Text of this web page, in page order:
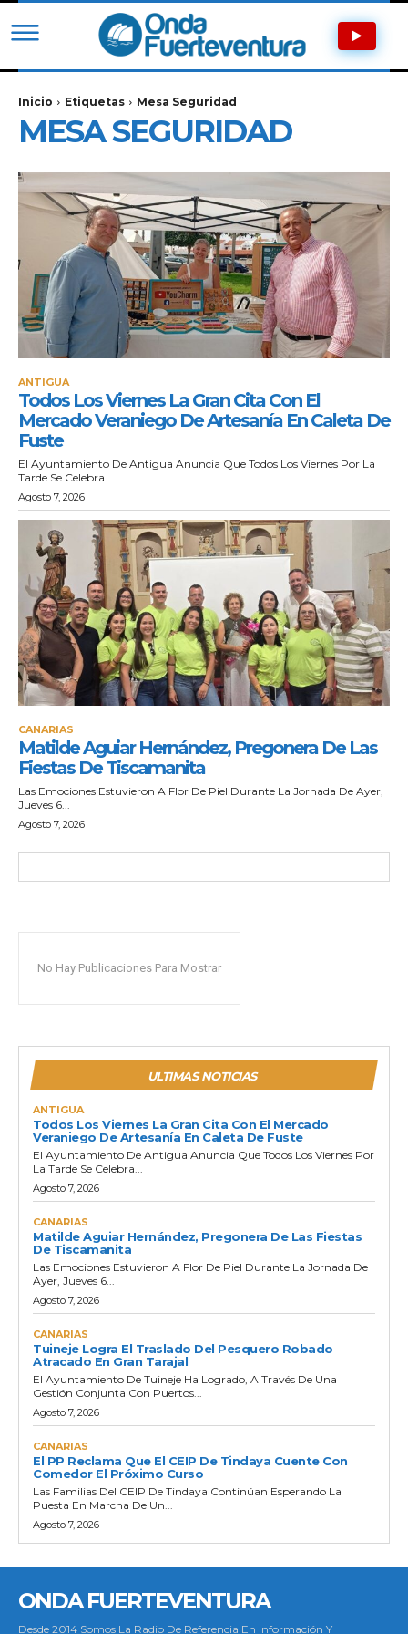
Inicio Etiquetas Mesa Seguridad
MESA SEGURIDAD
ANTIGUA
Todos Los Viernes La Gran Cita Con El
Mercado Veraniego De Artesanía En Caleta De
Fuste
El Ayuntamiento De Antigua Anuncia Que Todos Los Viernes Por La
Tarde Se Celebra...
Agosto 7, 2026
CANARIAS
Matilde Aguiar Hernández, Pregonera De Las
Fiestas De Tiscamanita
Las Emociones Estuvieron A Flor De Piel Durante La Jornada De Ayer,
Jueves 6...
Agosto 7, 2026
No Hay Publicaciones Para Mostrar
ULTIMAS NOTICIAS
ANTIGUA
Todos Los Viernes La Gran Cita Con El Mercado
Veraniego De Artesanía En Caleta De Fuste
El Ayuntamiento De Antigua Anuncia Que Todos Los Viernes Por
La Tarde Se Celebra...
Agosto 7, 2026
CANARIAS
Matilde Aguiar Hernández, Pregonera De Las Fiestas
De Tiscamanita
Las Emociones Estuvieron A Flor De Piel Durante La Jornada De
Ayer, Jueves 6...
Agosto 7, 2026
CANARIAS
Tuineje Logra El Traslado Del Pesquero Robado
Atracado En Gran Tarajal
El Ayuntamiento De Tuineje Ha Logrado, A Través De Una
Gestión Conjunta Con Puertos...
Agosto 7, 2026
CANARIAS
El PP Reclama Que El CEIP De Tindaya Cuente Con
Comedor El Próximo Curso
Las Familias Del CEIP De Tindaya Continúan Esperando La
Puesta En Marcha De Un...
Agosto 7, 2026
ONDA FUERTEVENTURA
Desde 2014 Somos La Radio De Referencia En Información Y